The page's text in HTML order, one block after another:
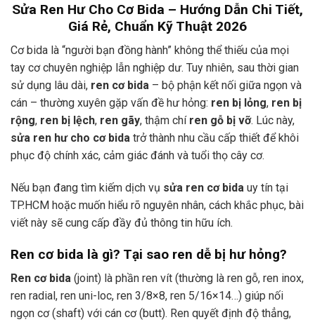
Sửa Ren Hư Cho Cơ Bida – Hướng Dẫn Chi Tiết,
Giá Rẻ, Chuẩn Kỹ Thuật 2026
Cơ bida là “người bạn đồng hành” không thể thiếu của mọi
tay cơ chuyên nghiệp lẫn nghiệp dư. Tuy nhiên, sau thời gian
sử dụng lâu dài, ren cơ bida – bộ phận kết nối giữa ngọn và
cán – thường xuyên gặp vấn đề hư hỏng: ren bị lỏng, ren bị
rộng, ren bị lệch, ren gãy, thậm chí ren gỗ bị vỡ. Lúc này,
sửa ren hư cho cơ bida trở thành nhu cầu cấp thiết để khôi
phục độ chính xác, cảm giác đánh và tuổi thọ cây cơ.
Nếu bạn đang tìm kiếm dịch vụ sửa ren cơ bida uy tín tại
TP.HCM hoặc muốn hiểu rõ nguyên nhân, cách khắc phục, bài
viết này sẽ cung cấp đầy đủ thông tin hữu ích.
Ren cơ bida là gì? Tại sao ren dễ bị hư hỏng?
Ren cơ bida (joint) là phần ren vít (thường là ren gỗ, ren inox,
ren radial, ren uni-loc, ren 3/8×8, ren 5/16×14…) giúp nối
ngọn cơ (shaft) với cán cơ (butt). Ren quyết định độ thẳng,